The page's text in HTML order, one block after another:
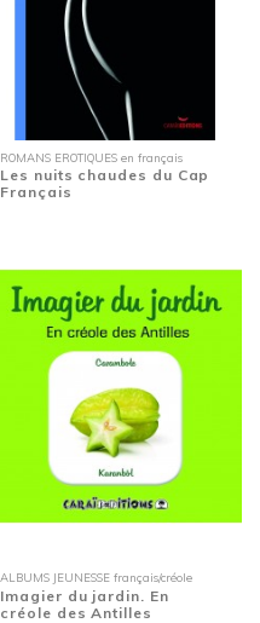
ROMANS EROTIQUES en français
Les nuits chaudes du Cap
Français
ALBUMS JEUNESSE français/créole
Imagier du jardin. En
créole des Antilles